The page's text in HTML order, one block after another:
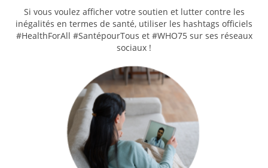
Si vous voulez afficher votre soutien et lutter contre les
inégalités en termes de santé, utiliser les hashtags officiels
#HealthForAll #SantépourTous et #WHO75 sur ses réseaux
sociaux !